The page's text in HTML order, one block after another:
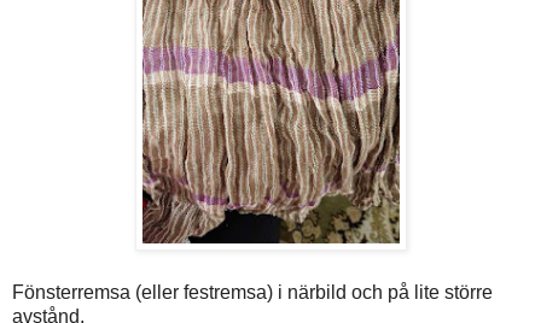
Fönsterremsa (eller festremsa) i närbild och på lite större
avstånd.